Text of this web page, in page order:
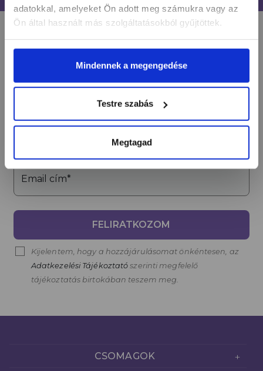
adatokkal, amelyeket Ön adott meg számukra vagy az
Ön által használt más szolgáltatásokból gyűjtöttek.
Mindennek a megengedése
Testre szabás
Megtagad
LÉGY NAPRAKÉSZ
Értesülj egy pillantás alatt a legújabb körmös
hírekről, kedvezményekről és újdonságokról!
Név*
Email cím*
FELIRATKOZOM
Kijelentem, hogy a hozzájárulásomat önkéntesen, az
Adatkezelési Tájékoztató szerinti megfelelő
tájékoztatás birtokában teszem meg.
CSOMAGOK